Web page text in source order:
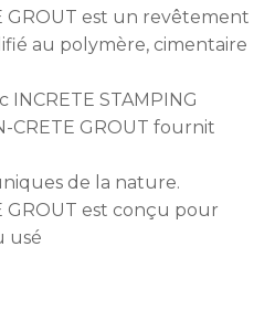
GROUT est un revêtement
au polymère, cimentaire
INCRETE STAMPING
CRETE GROUT fournit
de la nature.
GROUT est conçu pour
usé